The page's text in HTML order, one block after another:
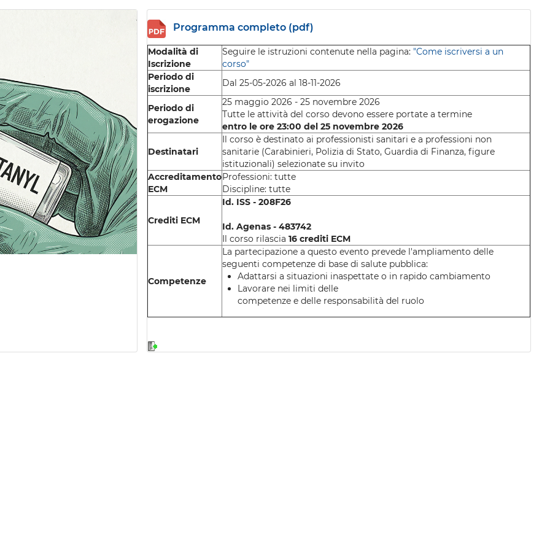
Programma completo (pdf)
Modalità di
Iscrizione
Seguire le istruzioni contenute nella pagina: "Come iscriversi a un
corso"
Periodo di
iscrizione
Dal 25-05-2026 al 18-11-2026
Periodo di
erogazione
25 maggio 2026 - 25 novembre 2026
Tutte le attività del corso devono essere portate a termine
entro le ore 23:00 del 25 novembre 2026
Destinatari
Il corso è destinato ai professionisti sanitari e a professioni non
sanitarie (Carabinieri, Polizia di Stato, Guardia di Finanza, figure
istituzionali) selezionate su invito
Accreditamento
ECM
Professioni: tutte
Discipline: tutte
Crediti ECM
Id. ISS - 208F26
Id. Agenas - 483742
Il corso rilascia 16 crediti ECM
Competenze
La partecipazione a questo evento prevede l'ampliamento delle
seguenti competenze di base di salute pubblica:
Adattarsi a situazioni inaspettate o in rapido cambiamento
Lavorare nei limiti delle
competenze e delle responsabilità del ruolo